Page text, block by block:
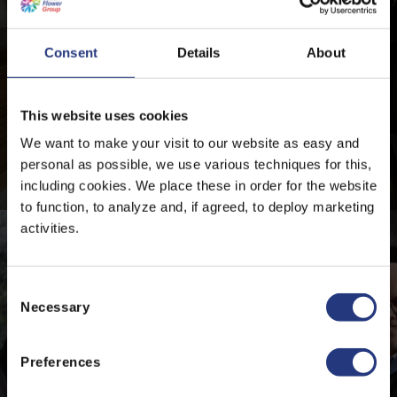
Consent Details About
This website uses cookies
We want to make your visit to our website as easy and
personal as possible, we use various techniques for this,
including cookies. We place these in order for the website
to function, to analyze and, if agreed, to deploy marketing
activities.
Necessary
Preferences
Joost Claessens algemeen directeur bij
Barendsen
28 mei 2026